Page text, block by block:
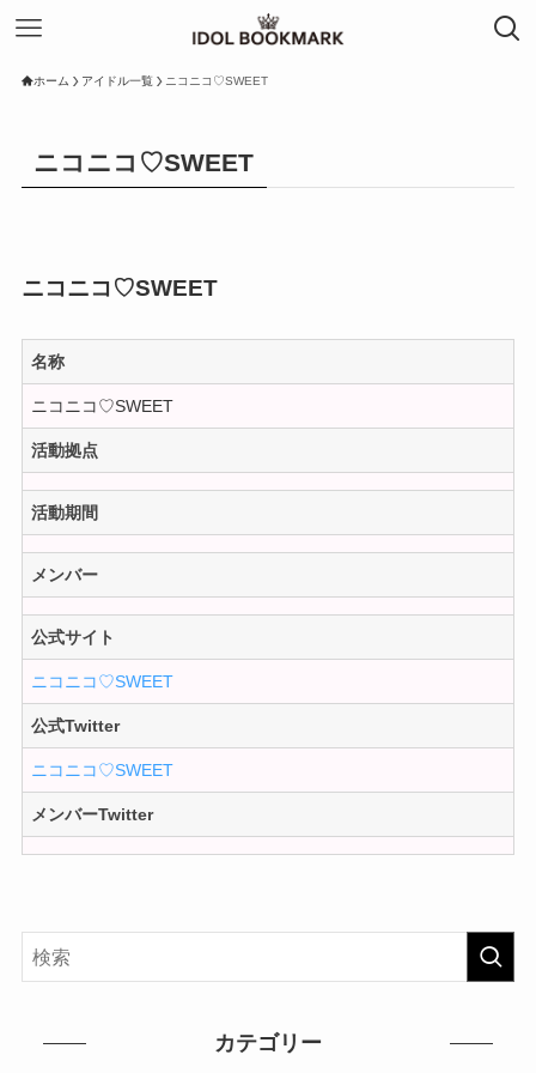
ホーム アイドル一覧 ニコニコ♡SWEET
ニコニコ♡SWEET
ニコニコ♡SWEET
名称
ニコニコ♡SWEET
活動拠点
活動期間
メンバー
公式サイト
ニコニコ♡SWEET
公式Twitter
ニコニコ♡SWEET
メンバーTwitter
カテゴリー